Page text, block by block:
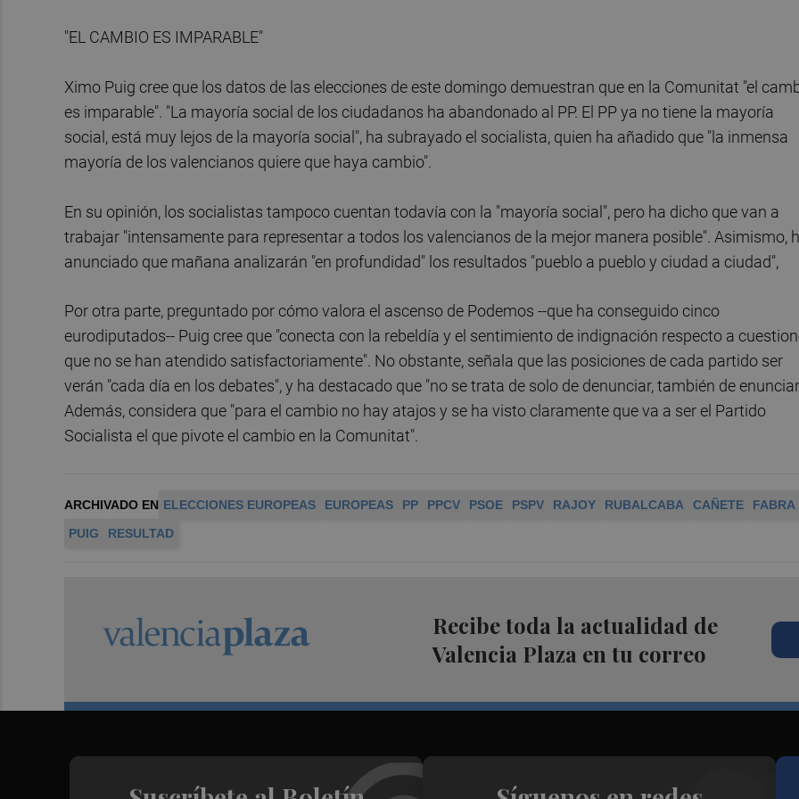
"EL CAMBIO ES IMPARABLE"
Ximo Puig cree que los datos de las elecciones de este domingo demuestran que en la Comunitat "el
es imparable". "La mayoría social de los ciudadanos ha abandonado al PP. El PP ya no tiene la mayoría
social, está muy lejos de la mayoría social", ha subrayado el socialista, quien ha añadido que "la inmensa
mayoría de los valencianos quiere que haya cambio".
En su opinión, los socialistas tampoco cuentan todavía con la "mayoría social", pero ha dicho que van a
trabajar "intensamente para representar a todos los valencianos de la mejor manera posible". Asimismo,
anunciado que mañana analizarán "en profundidad" los resultados "pueblo a pueblo y ciudad a ciudad",
Por otra parte, preguntado por cómo valora el ascenso de Podemos --que ha conseguido cinco
eurodiputados-- Puig cree que "conecta con la rebeldía y el sentimiento de indignación respecto a
que no se han atendido satisfactoriamente". No obstante, señala que las posiciones de cada partido ser
verán "cada día en los debates", y ha destacado que "no se trata de solo de denunciar, también de
Además, considera que "para el cambio no hay atajos y se ha visto claramente que va a ser el Partido
Socialista el que pivote el cambio en la Comunitat".
ARCHIVADO EN ELECCIONES EUROPEAS EUROPEAS PP PPCV PSOE PSPV RAJOY RUBALCABA CAÑETE
FABRA
PUIG
RESULTAD
Recibe toda la actualidad de
Valencia Plaza en tu correo